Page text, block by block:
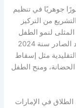
جوهريًا في تنظيم
من التركيز
لنمو الطفل
نفسيًا وتعليميًا واجتماعيًا. ويُعد القانون الجديد الصادر سنة 2024
مثل إسقاط
الحضانة، ومنح الطفل
في الإمارات